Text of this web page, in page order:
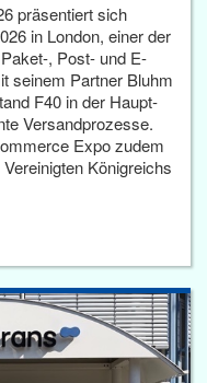
präsentiert sich
in London, einer der
, Post- und E-
seinem Partner Bluhm
F40 in der Haupt­
Versandprozesse.
Expo zudem
Königreichs